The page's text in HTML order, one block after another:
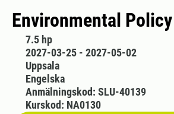
Environmental Policy
7.5 hp
2027-03-25 - 2027-05-02
Uppsala
Engelska
Anmälningskod: SLU-40139
Kurskod: NA0130